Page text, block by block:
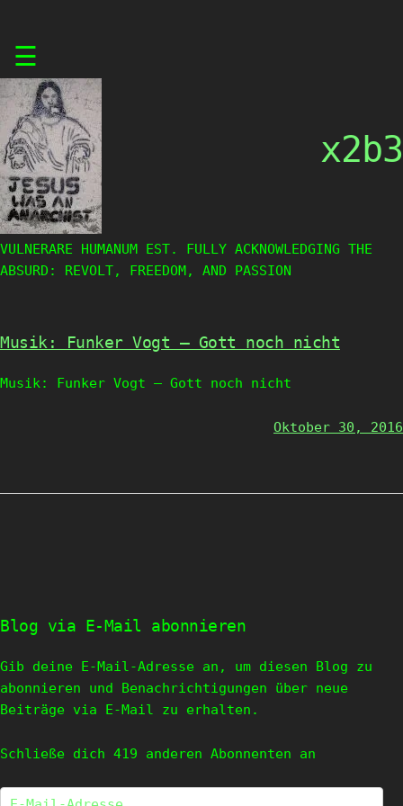
content
☰
x2b3
VULNERARE HUMANUM EST. FULLY ACKNOWLEDGING THE
ABSURD: REVOLT, FREEDOM, AND PASSION
Musik: Funker Vogt – Gott noch nicht
Musik: Funker Vogt – Gott noch nicht
Oktober 30, 2016
Blog via E-Mail abonnieren
Gib deine E-Mail-Adresse an, um diesen Blog zu
abonnieren und Benachrichtigungen über neue
Beiträge via E-Mail zu erhalten.
Schließe dich 419 anderen Abonnenten an
E-